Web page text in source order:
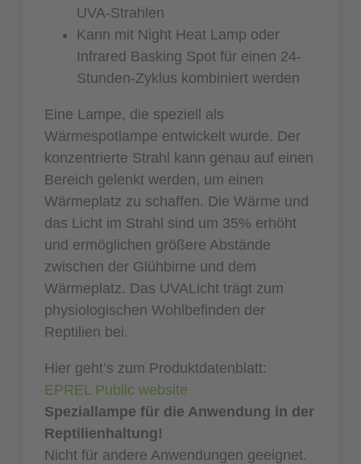
UVA-Strahlen
Kann mit Night Heat Lamp oder
Infrared Basking Spot für einen 24-
Stunden-Zyklus kombiniert werden
Eine Lampe, die speziell als
Wärmespotlampe entwickelt wurde. Der
konzentrierte Strahl kann genau auf einen
Bereich gelenkt werden, um einen
Wärmeplatz zu schaffen. Die Wärme und
das Licht im Strahl sind um 35% erhöht
und ermöglichen größere Abstände
zwischen der Glühbirne und dem
Wärmeplatz. Das UVALicht trägt zum
physiologischen Wohlbefinden der
Reptilien bei.
Hier geht’s zum Produktdatenblatt:
EPREL Public website
Speziallampe für die Anwendung in der
Reptilienhaltung!
Nicht für andere Anwendungen geeignet.